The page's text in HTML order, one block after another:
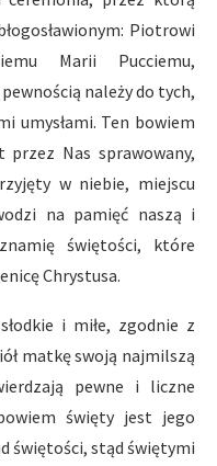
Piotrowi
Marii Pucciemu,
należy do tych,
umysłami. Ten bowiem
Nas sprawowany,
w niebie, miejscu
na pamięć naszą i
świętości, które
Chrystusa.
i miłe, zgodnie z
matkę swoją najmilszą
pewne i liczne
święty jest jego
świętości, stąd świętymi